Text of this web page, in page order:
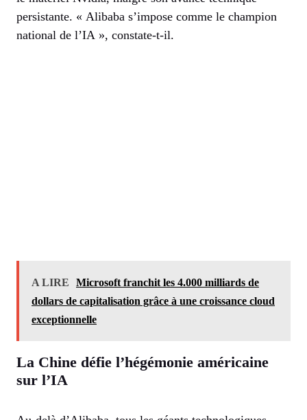
persistante. « Alibaba s’impose comme le champion
national de l’IA », constate-t-il.
A LIRE
Microsoft franchit les 4.000 milliards de
dollars de capitalisation grâce à une croissance cloud
exceptionnelle
La Chine défie l’hégémonie américaine
sur l’IA